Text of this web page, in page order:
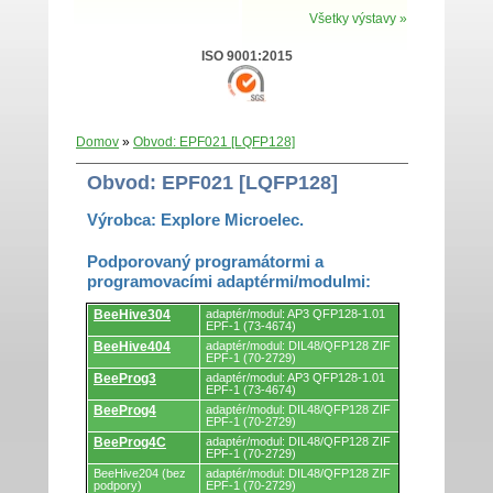
Všetky výstavy »
ISO 9001:2015
Domov » Obvod: EPF021 [LQFP128]
Obvod: EPF021 [LQFP128]
Výrobca: Explore Microelec.
Podporovaný programátormi a
programovacími adaptérmi/modulmi:
Podporovaný
programátormi
a
programovacími
BeeHive304
adaptér/modul: AP3 QFP128-1.01
EPF-1 (73-4674)
BeeHive404
adaptér/modul: DIL48/QFP128 ZIF
EPF-1 (70-2729)
BeeProg3
adaptér/modul: AP3 QFP128-1.01
EPF-1 (73-4674)
BeeProg4
adaptér/modul: DIL48/QFP128 ZIF
EPF-1 (70-2729)
BeeProg4C
adaptér/modul: DIL48/QFP128 ZIF
EPF-1 (70-2729)
BeeHive204 (bez
podpory)
adaptér/modul: DIL48/QFP128 ZIF
EPF-1 (70-2729)